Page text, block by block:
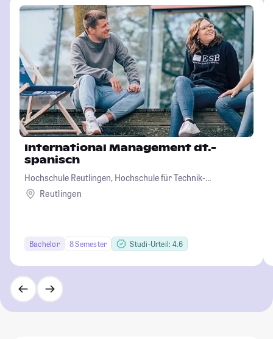
International Management dt.-
spanisch
Hochschule Reutlingen, Hochschule für Technik-
Wirtschaft-Informatik-Design
Reutlingen
Bachelor 8 Semester Studi-Urteil: 4.6